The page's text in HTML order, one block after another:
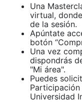
Una
virtual,
de la sesión.
Apúntate
botón
Una vez
dispondrás
"Mi área".
Puedes
Participación
Universidad